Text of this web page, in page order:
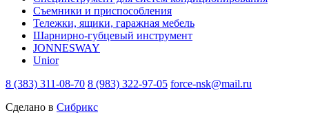
Съемники и приспособления
Тележки, ящики, гаражная мебель
Шарнирно-губцевый инструмент
JONNESWAY
Unior
8 (383) 311-08-70 8 (983) 322-97-05 force-nsk@mail.ru
Сделано в Сибрикс